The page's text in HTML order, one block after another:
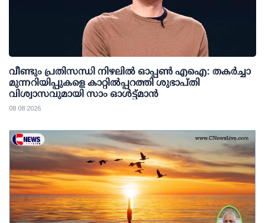
വീണ്ടും പ്രതിസന്ധി നിഴലില്‍ ഓപ്പണ്‍ എഐ: തകര്‍ച്ചാ
മുന്നറിയിപ്പുകളെ കാറ്റില്‍പ്പറത്തി ശുഭാപ്തി
വിശ്വാസവുമായി സാം ഓള്‍ട്ട്മാന്‍
08 08 2026